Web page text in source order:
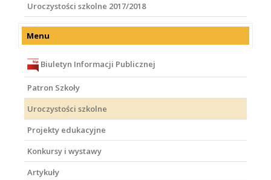
Uroczystości szkolne 2017/2018
Menu
Biuletyn Informacji Publicznej
Patron Szkoły
Uroczystości szkolne
Projekty edukacyjne
Konkursy i wystawy
Artykuły